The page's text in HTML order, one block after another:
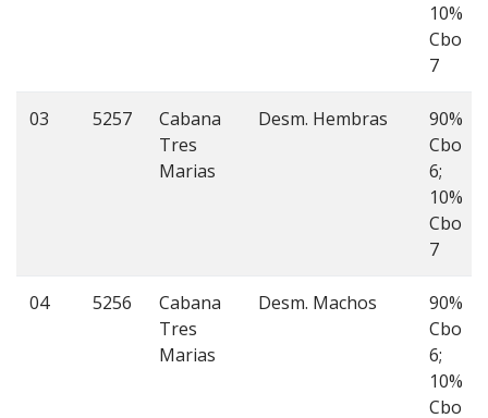
10%
Cbo
7
03 5257
Cabana
Tres
Marias
Desm. Hembras
90%
Cbo
6;
10%
Cbo
7
04 5256
Cabana
Tres
Marias
Desm. Machos
90%
Cbo
6;
10%
Cbo